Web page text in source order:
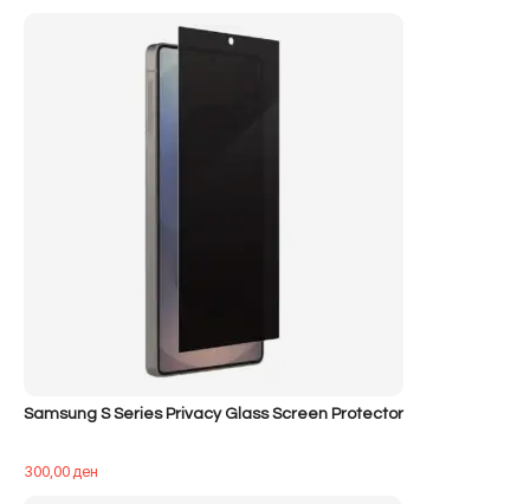
Samsung S Series Privacy Glass Screen Protector
300,00ден